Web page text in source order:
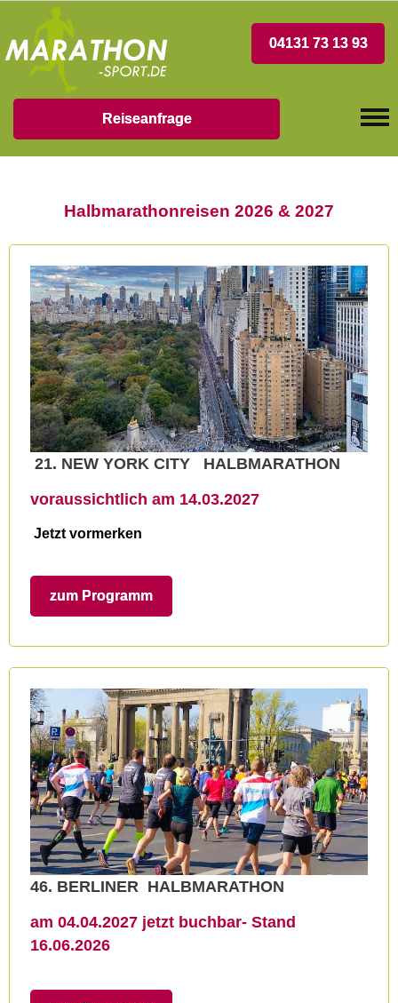
04131 73 13 93
Reiseanfrage
Halbmarathonreisen 2026 & 2027
21. NEW YORK CITY HALBMARATHON
voraussichtlich am 14.03.2027
Jetzt vormerken
zum Programm
46. BERLINER HALBMARATHON
am 04.04.2027 jetzt buchbar- Stand
16.06.2026